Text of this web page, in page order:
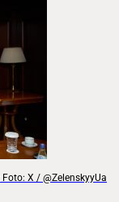
X / @ZelenskyyUa